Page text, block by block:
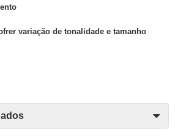
variação de tonalidade e tamanho